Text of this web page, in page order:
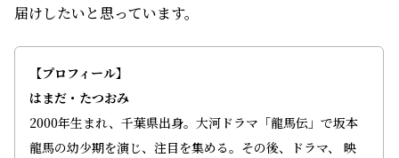
届けしたいと思っています。
【プロフィール】
はまだ・たつおみ
2000年生まれ、千葉県出身。大河ドラマ「龍馬伝」で坂本
龍馬の幼少期を演じ、注目を集める。その後、ドラマ、 映